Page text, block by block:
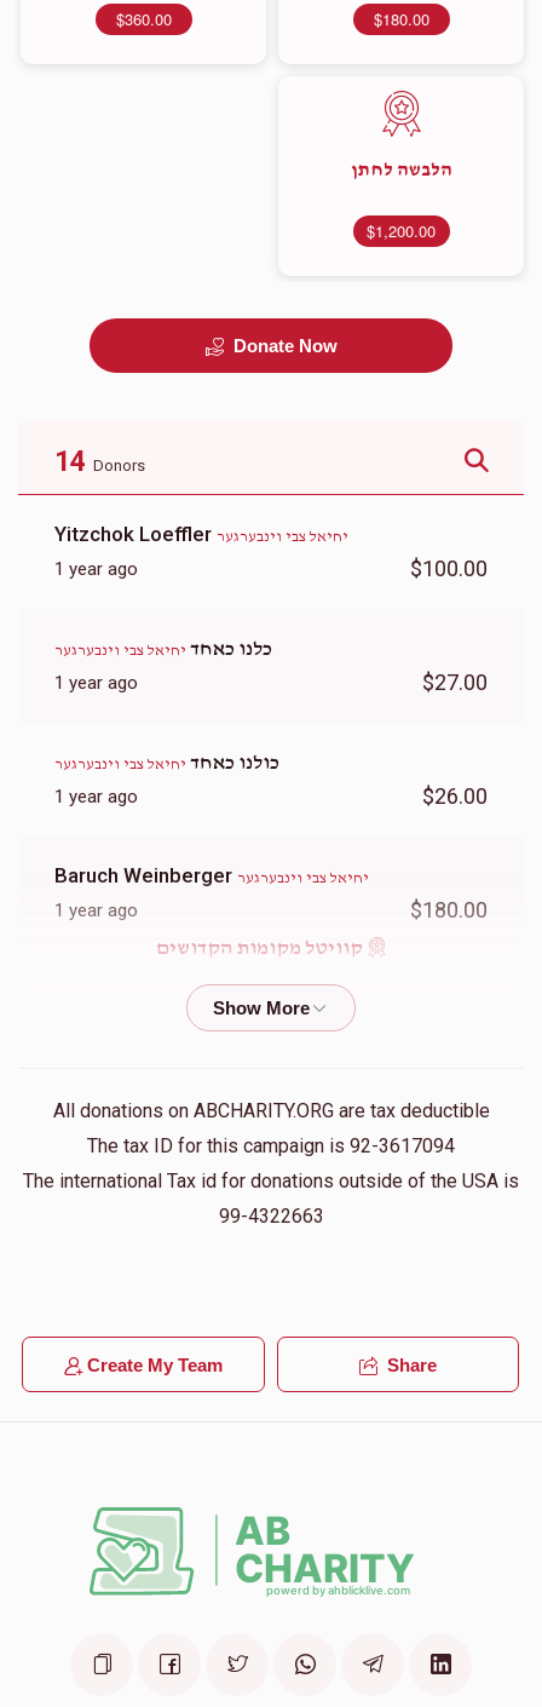
$180.00
$360.00
הלבשה לחתן
$1,200.00
Donate Now
14 Donors
Yitzchok Loeffler יחיאל צבי וינבערגער
1 year ago $100.00
כלנו כאחד יחיאל צבי וינבערגער
1 year ago $27.00
כולנו כאחד יחיאל צבי וינבערגער
1 year ago $26.00
Baruch Weinberger יחיאל צבי וינבערגער
1 year ago $180.00
קוויטל מקומות הקדושים
Chaim Goldbergיחיאל צבי וינבערגער
כולנו כאחדיחיאל צבי וינבערגער
1 year ago $72.00
כולנו כאחדיחיאל צבי וינבערגער
All donations on ABCHARITY.ORG are tax deductible
The tax ID for this campaign is 92-3617094
The international Tax id for donations outside of the USA is
99-4322663
Create My Team Share